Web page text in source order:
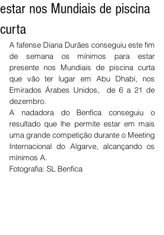
estar nos Mundiais de piscina
curta
A fafense Diana Durães conseguiu este fim
de semana os mínimos para estar
presente nos Mundiais de piscina curta
que vão ter lugar em Abu Dhabi, nos
Emirados Árabes Unidos,  de 6 a 21 de
dezembro.
A nadadora do Benfica conseguiu o
resultado que lhe permite estar em mais
uma grande competição durante o Meeting
Internacional do Algarve, alcançando os
mínimos A.
Fotografia: SL Benfica